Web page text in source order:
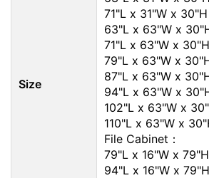
Size
71"L x 31"W x 30"H
63"L x 63"W x
71"L x 63"W x 30"H
79"L x 63"W x
87"L x 63"W x
94"L x 63"W x
102"L x 63"W x
110"L x 63"W x
File Cabinet：
79"L x 16"W x 79"H
94"L x 16"W x 79"H